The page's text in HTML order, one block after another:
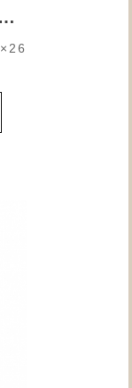
【型號R5.0】苑裡中正里福德祠的環保金爐